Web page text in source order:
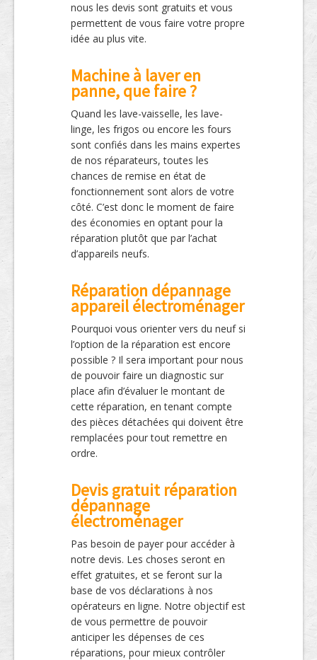
nous les devis sont gratuits et vous
permettent de vous faire votre propre
idée au plus vite.
Machine à laver en
panne, que faire ?
Quand les lave-vaisselle, les lave-
linge, les frigos ou encore les fours
sont confiés dans les mains expertes
de nos réparateurs, toutes les
chances de remise en état de
fonctionnement sont alors de votre
côté. C’est donc le moment de faire
des économies en optant pour la
réparation plutôt que par l’achat
d’appareils neufs.
Réparation dépannage
appareil électroménager
Pourquoi vous orienter vers du neuf si
l’option de la réparation est encore
possible ? Il sera important pour nous
de pouvoir faire un diagnostic sur
place afin d’évaluer le montant de
cette réparation, en tenant compte
des pièces détachées qui doivent être
remplacées pour tout remettre en
ordre.
Devis gratuit réparation
dépannage
électroménager
Pas besoin de payer pour accéder à
notre devis. Les choses seront en
effet gratuites, et se feront sur la
base de vos déclarations à nos
opérateurs en ligne. Notre objectif est
de vous permettre de pouvoir
anticiper les dépenses de ces
réparations, pour mieux contrôler